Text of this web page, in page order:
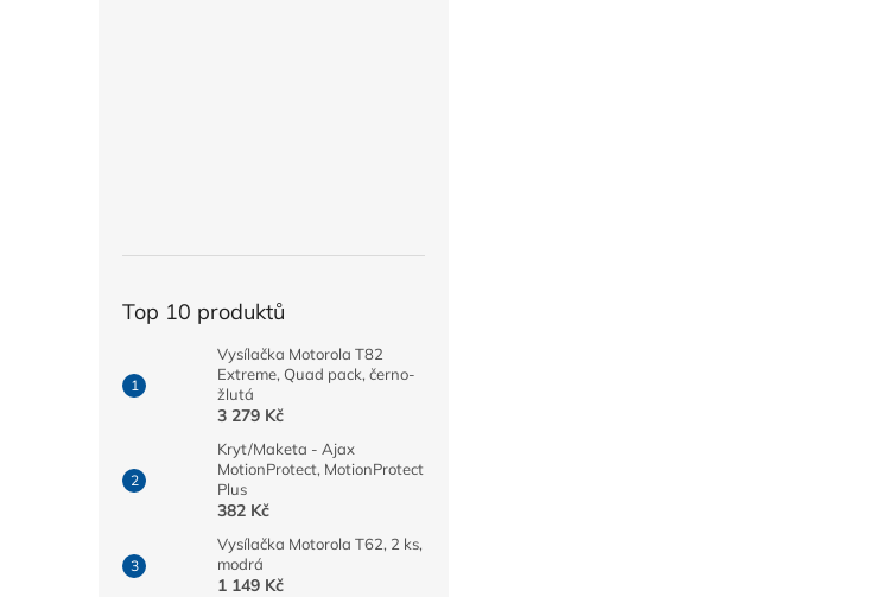
Top 10 produktů
Vysílačka Motorola T82
Extreme, Quad pack, černo-
žlutá
3 279 Kč
Kryt/Maketa - Ajax
MotionProtect, MotionProtect
Plus
382 Kč
Vysílačka Motorola T62, 2 ks,
modrá
1 149 Kč